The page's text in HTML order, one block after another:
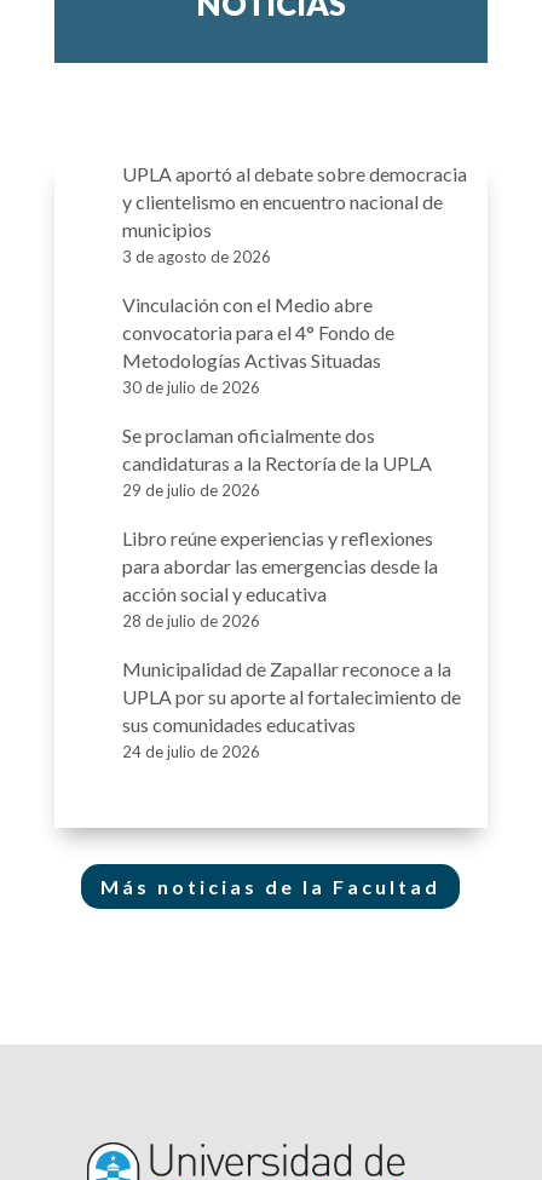
UPLA aportó al debate sobre democracia
y clientelismo en encuentro nacional de
municipios
3 de agosto de 2026
Vinculación con el Medio abre
convocatoria para el 4° Fondo de
Metodologías Activas Situadas
30 de julio de 2026
Se proclaman oficialmente dos
candidaturas a la Rectoría de la UPLA
29 de julio de 2026
Libro reúne experiencias y reflexiones
para abordar las emergencias desde la
acción social y educativa
28 de julio de 2026
Municipalidad de Zapallar reconoce a la
UPLA por su aporte al fortalecimiento de
sus comunidades educativas
24 de julio de 2026
Más noticias de la Facultad